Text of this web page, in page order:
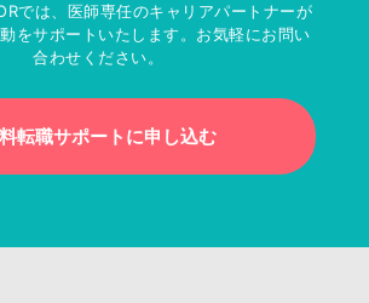
では、医師専任のキャリアパートナーが
をサポートいたします。お気軽にお問い
合わせください。
転職サポートに申し込む